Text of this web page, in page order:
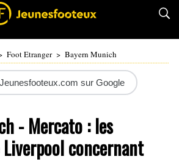
Foot Etranger > Bayern Munich
sur Google
- Mercato : les
concernant